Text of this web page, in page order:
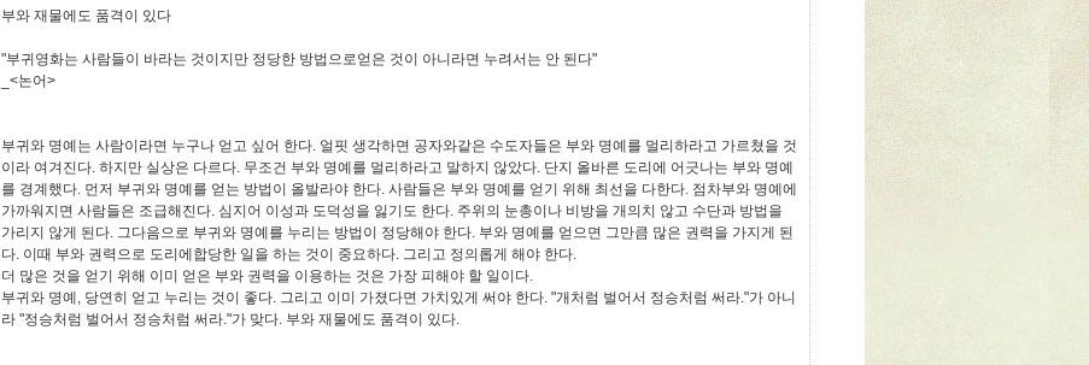
부와 재물에도 품격이 있다
"부귀영화는 사람들이 바라는 것이지만 정당한 방법으로얻은 것이 아니라면 누려서는 안 된다"
_<논어>
부귀와 명예는 사람이라면 누구나 얻고 싶어 한다. 얼핏 생각하면 공자와같은 수도자들은 부와 명예를 멀리하라고 가르쳤을 것
이라 여겨진다. 하지만 실상은 다르다. 무조건 부와 명예를 멀리하라고 말하지 않았다. 단지 올바른 도리에 어긋나는 부와 명예
를 경계했다. 먼저 부귀와 명예를 얻는 방법이 올발라야 한다. 사람들은 부와 명예를 얻기 위해 최선을 다한다. 점차부와 명예에
가까워지면 사람들은 조급해진다. 심지어 이성과 도덕성을 잃기도 한다. 주위의 눈총이나 비방을 개의치 않고 수단과 방법을
가리지 않게 된다. 그다음으로 부귀와 명예를 누리는 방법이 정당해야 한다. 부와 명예를 얻으면 그만큼 많은 권력을 가지게 된
다. 이때 부와 권력으로 도리에합당한 일을 하는 것이 중요하다. 그리고 정의롭게 해야 한다.
더 많은 것을 얻기 위해 이미 얻은 부와 권력을 이용하는 것은 가장 피해야 할 일이다.
부귀와 명예, 당연히 얻고 누리는 것이 좋다. 그리고 이미 가졌다면 가치있게 써야 한다. "개처럼 벌어서 정승처럼 써라."가 아니
라 "정승처럼 벌어서 정승처럼 써라."가 맞다. 부와 재물에도 품격이 있다.